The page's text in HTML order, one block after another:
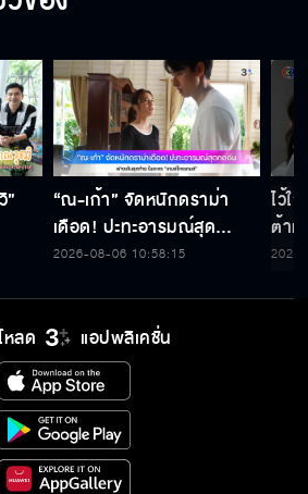
“ณ-เก้า” จัดหนักดราม่า
เดือด! ปะทะอารมณ์สุด
กดดัน ฟางเส้นสุดท้าย ใน
2026-08-06 10:58:15
ไว้ใ
ต้าห์
หลด แอปพลิเคชั่น